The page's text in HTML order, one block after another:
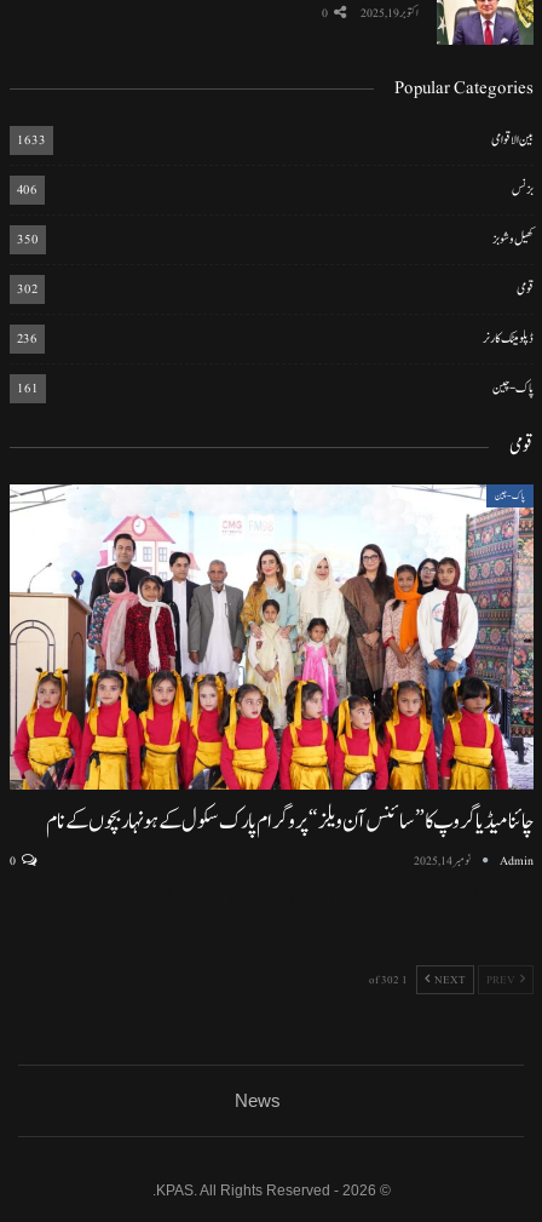
اکتوبر 19, 2025 0
Popular Categories
بین الاقوامی 1633
بزنس 406
کھیل و شوبز 350
قومی 302
ڈپلومیٹک کارنر 236
پاک-چین 161
قومی
پاک-چین
چائنا میڈیا گروپ کا ”سائنس آن ویلز“ پروگرام پارک سکول کے ہونہار بچوں کے نام
Admin نومبر 14, 2025 0
NEXT
1 of 302
News
© 2026 - KPAS. All Rights Reserved.